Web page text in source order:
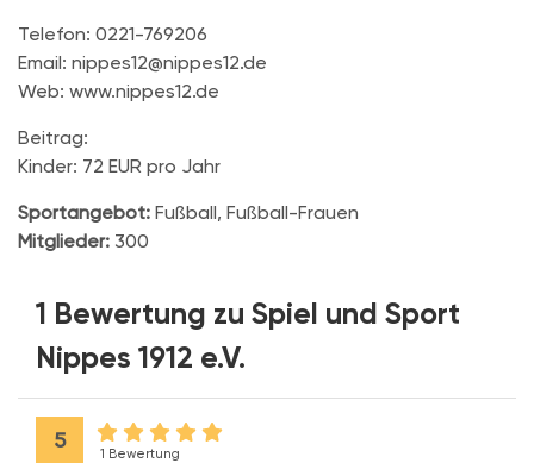
Telefon: 0221-769206
Email: nippes12@nippes12.de
Web: www.nippes12.de
Beitrag:
Kinder: 72 EUR pro Jahr
Sportangebot: Fußball, Fußball-Frauen
Mitglieder: 300
1 Bewertung zu Spiel und Sport
Nippes 1912 e.V.
5
1 Bewertung